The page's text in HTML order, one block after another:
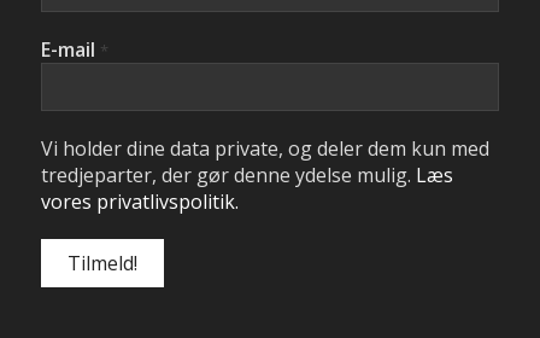
E-mail *
Vi holder dine data private, og deler dem kun med
tredjeparter, der gør denne ydelse mulig. Læs
vores privatlivspolitik.